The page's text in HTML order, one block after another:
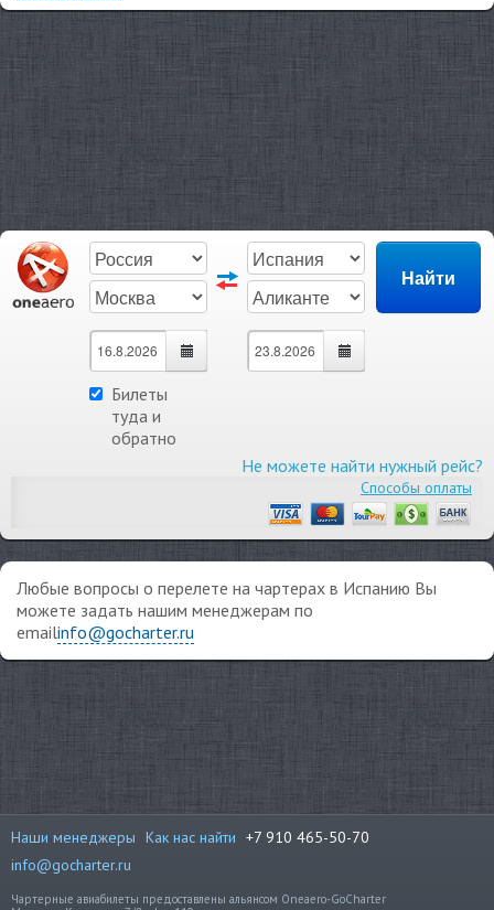
Билеты
туда и
обратно
Не можете найти нужный рейс?
Способы оплаты
Любые вопросы о перелете на чартерах в Испанию Вы
можете задать нашим менеджерам по
emailinfo@gocharter.ru
Наши менеджеры Как нас найти +7 910 465-50-70
info@gocharter.ru
Чартерные авиабилеты предоставлены альянсом Oneaero-GoCharter